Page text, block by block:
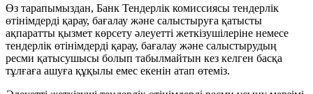
Өз тарапымыздан, Банк Тендерлік комиссиясы тендерлік
өтінімдерді қарау, бағалау және салыстыруға қатысты
ақпаратты қызмет көрсету әлеуетті жеткізушілеріне немесе
тендерлік өтінімдерді қарау, бағалау және салыстырудың
ресми қатысушысы болып табылмайтын кез келген басқа
тұлғаға ашуға құқылы емес екенін атап өтеміз.